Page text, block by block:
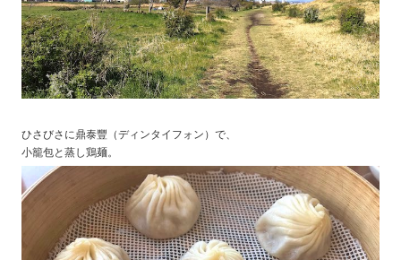
ひさびさに鼎泰豐（ディンタイフォン）で、
小籠包と蒸し鶏麺。